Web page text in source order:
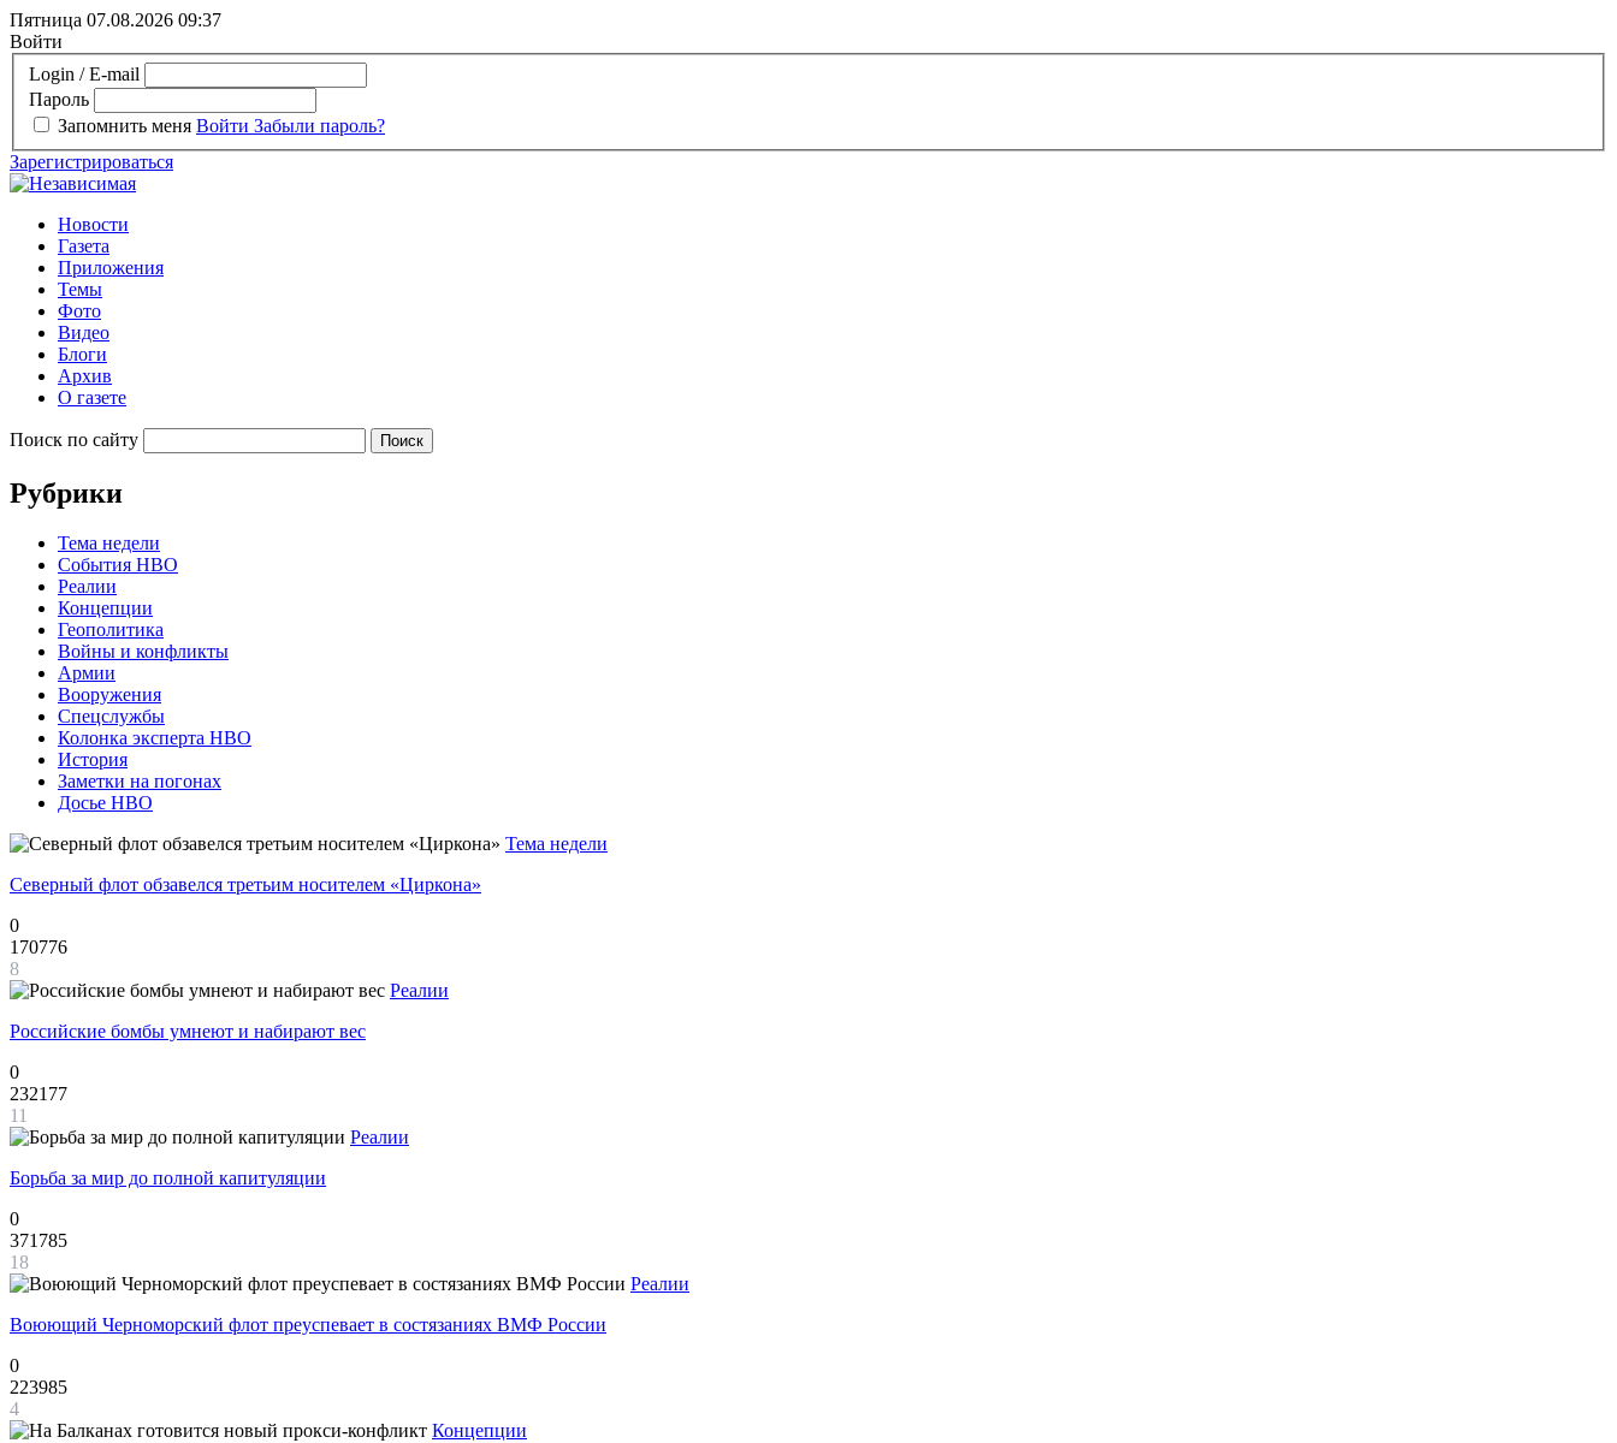
Пятница 07.08.2026 09:37
Войти
Login / E-mail
Пароль
Запомнить меня Войти Забыли пароль?
Зарегистрироваться
Новости
Газета
Приложения
Темы
Фото
Видео
Блоги
Архив
О газете
Поиск по сайту
Рубрики
Тема недели
События НВО
Реалии
Концепции
Геополитика
Войны и конфликты
Армии
Вооружения
Спецслужбы
Колонка эксперта НВО
История
Заметки на погонах
Досье НВО
Тема недели
Северный флот обзавелся третьим носителем «Циркона»
0
170776
8
Реалии
Российские бомбы умнеют и набирают вес
0
232177
11
Реалии
Борьба за мир до полной капитуляции
0
371785
18
Реалии
Воюющий Черноморский флот преуспевает в состязаниях ВМФ России
0
223985
4
Концепции